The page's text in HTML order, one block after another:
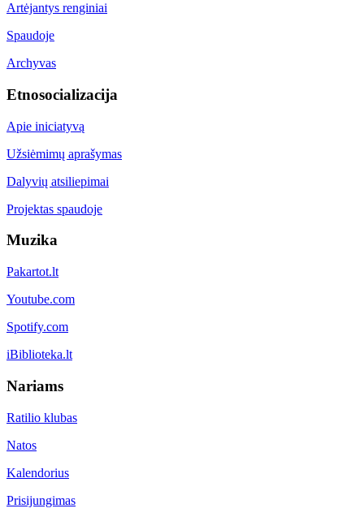
Artėjantys renginiai
Spaudoje
Archyvas
Etnosocializacija
Apie iniciatyvą
Užsiėmimų aprašymas
Dalyvių atsiliepimai
Projektas spaudoje
Muzika
Pakartot.lt
Youtube.com
Spotify.com
iBiblioteka.lt
Nariams
Ratilio klubas
Natos
Kalendorius
Prisijungimas